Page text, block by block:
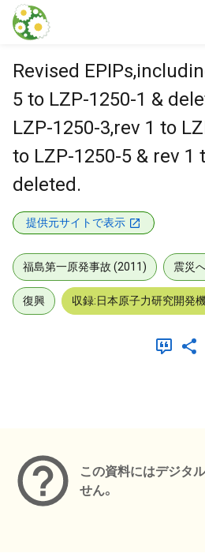
本文に飛ぶ
Revised
5 to LZP-1250-1 &
LZP-1250-3,rev 1 to
to LZP-1250-5 & rev 1
deleted.
提供元サイトで表示
福島第一原発事故 (2011) 震災
復興 収録:日本原子力研究開発
この資料にはデジタ
せん。